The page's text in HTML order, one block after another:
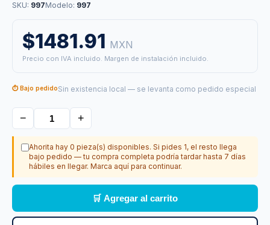
SKU: 997Modelo: 997
$1481.91 MXN
Precio con IVA incluido. Margen de instalación incluido.
⏱ Bajo pedidoSin existencia local — se levanta como pedido especial
− +
Ahorita hay 0 pieza(s) disponibles. Si pides 1, el resto llega
bajo pedido — tu compra completa podría tardar hasta 7 días
hábiles en llegar. Marca aquí para continuar.
🛒 Agregar al carrito